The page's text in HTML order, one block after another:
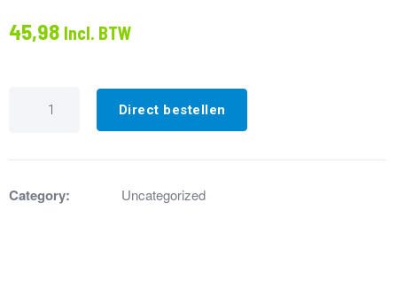
45,98 Incl. BTW
Omron
/
SN
Direct bestellen
Category: Uncategorized